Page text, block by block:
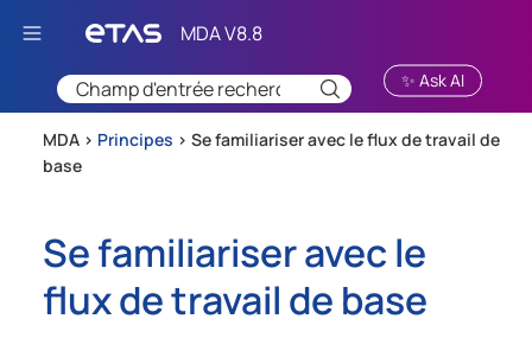
Passer au contenu principal
✨ Ask AI
MDA > Principes > Se familiariser avec le flux de travail de
base
Se familiariser avec le
flux de travail de base